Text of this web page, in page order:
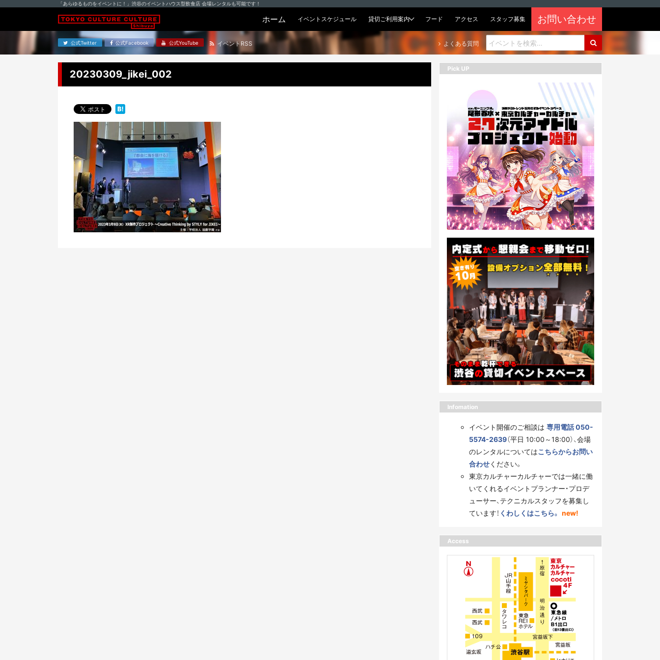
「あらゆるものをイベントに！」渋谷のイベントハウス型飲食店 会場レンタルも可能です！
ホーム イベントスケジュール 貸切ご利用案内 フード アクセス スタッフ募集 お問い合わせ
公式Twitter 公式Facebook 公式YouTube イベントRSS よくある質問
20230309_jikei_002 Pick UP
Infomation
イベント開催のご相談は 専用電話 050-
5574-2639（平日 10:00～18:00）、会場
のレンタルについてはこちらからお問い
合わせください。
東京カルチャーカルチャーでは一緒に働
いてくれるイベントプランナー・プロデ
ューサー、テクニカルスタッフを募集し
ています！ くわしくはこちら。 new!
Access